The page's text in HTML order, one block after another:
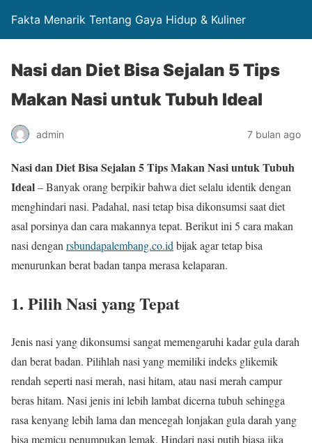
Fakta Menarik Tentang Gaya Hidup & Kuliner
Nasi dan Diet Bisa Sejalan 5 Tips
Makan Nasi untuk Tubuh Ideal
admin 7 bulan ago
Nasi dan Diet Bisa Sejalan 5 Tips Makan Nasi untuk Tubuh
Ideal– Banyak orang berpikir bahwa diet selalu identik dengan
menghindari nasi. Padahal, nasi tetap bisa dikonsumsi saat diet
asal porsinya dan cara makannya tepat. Berikut ini 5 cara makan
nasi dengan rsbundapalembang.co.id bijak agar tetap bisa
menurunkan berat badan tanpa merasa kelaparan.
1. Pilih Nasi yang Tepat
Jenis nasi yang dikonsumsi sangat memengaruhi kadar gula darah
dan berat badan. Pilihlah nasi yang memiliki indeks glikemik
rendah seperti nasi merah, nasi hitam, atau nasi merah campur
beras hitam. Nasi jenis ini lebih lambat dicerna tubuh sehingga
rasa kenyang lebih lama dan mencegah lonjakan gula darah yang
bisa memicu penumpukan lemak. Hindari nasi putih biasa jika